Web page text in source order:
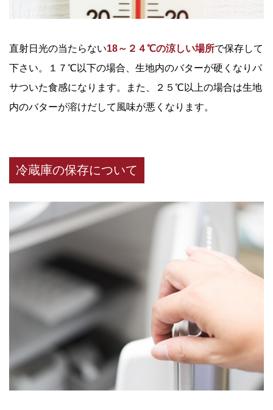
直射日光の当たらない18～２４℃の涼しい場所で保存して
下さい。１７℃以下の場合、生地内のバターが硬くなりパ
サついた食感になります。また、２５℃以上の場合は生地
内のバターが溶けだして風味が悪くなります。
冷蔵庫の保存について